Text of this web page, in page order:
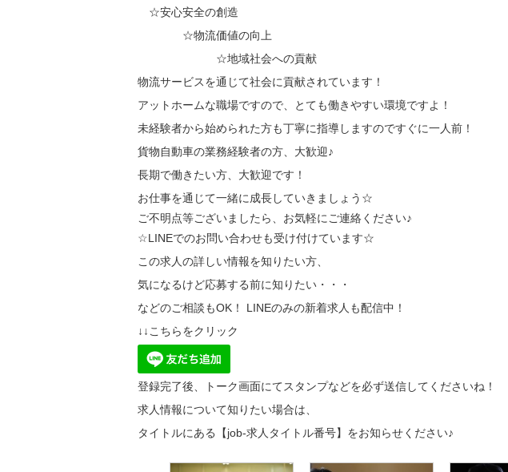
☆安心安全の創造
☆物流価値の向上
☆地域社会への貢献
物流サービスを通じて社会に貢献されています！
アットホームな職場ですので、とても働きやすい環境ですよ！
未経験者から始められた方も丁寧に指導しますのですぐに一人前！
貨物自動車の業務経験者の方、大歓迎♪
長期で働きたい方、大歓迎です！
お仕事を通じて一緒に成長していきましょう☆
ご不明点等ございましたら、お気軽にご連絡ください♪
☆LINEでのお問い合わせも受け付けています☆
この求人の詳しい情報を知りたい方、
気になるけど応募する前に知りたい・・・
などのご相談もOK！ LINEのみの新着求人も配信中！
↓↓こちらをクリック
登録完了後、トーク画面にてスタンプなどを必ず送信してくださいね！
求人情報について知りたい場合は、
タイトルにある【job-求人タイトル番号】をお知らせください♪